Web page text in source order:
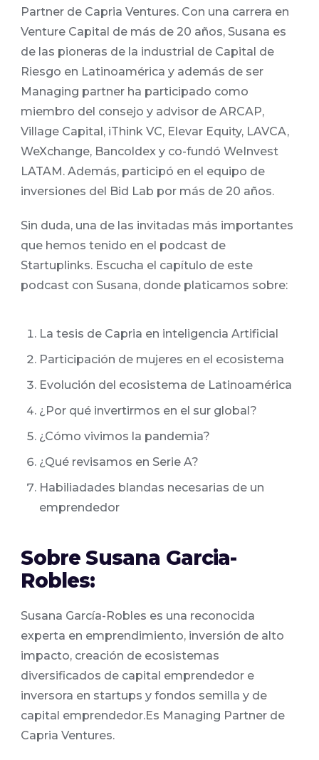
Partner de Capria Ventures. Con una carrera en
Venture Capital de más de 20 años, Susana es
de las pioneras de la industrial de Capital de
Riesgo en Latinoamérica y además de ser
Managing partner ha participado como
miembro del consejo y advisor de ARCAP,
Village Capital, iThink VC, Elevar Equity, LAVCA,
WeXchange, Bancoldex y co-fundó WeInvest
LATAM. Además, participó en el equipo de
inversiones del Bid Lab por más de 20 años.
Sin duda, una de las invitadas más importantes
que hemos tenido en el podcast de
Startuplinks. Escucha el capítulo de este
podcast con Susana, donde platicamos sobre:
La tesis de Capria en inteligencia Artificial
Participación de mujeres en el ecosistema
Evolución del ecosistema de Latinoamérica
¿Por qué invertirmos en el sur global?
¿Cómo vivimos la pandemia?
¿Qué revisamos en Serie A?
Habiliadades blandas necesarias de un
emprendedor
Sobre Susana Garcia-
Robles:
Susana García-Robles es una reconocida
experta en emprendimiento, inversión de alto
impacto, creación de ecosistemas
diversificados de capital emprendedor e
inversora en startups y fondos semilla y de
capital emprendedor.Es Managing Partner de
Capria Ventures.